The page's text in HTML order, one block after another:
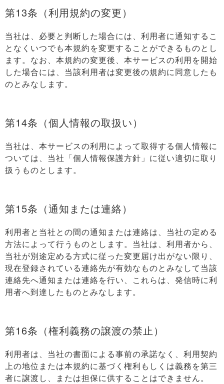
第13条（利用規約の変更）
当社は、必要と判断した場合には、利用者に通知するこ
となくいつでも本規約を変更することができるものとし
ます。なお、本規約の変更後、本サービスの利用を開始
した場合には、当該利用者は変更後の規約に同意したも
のとみなします。
第14条（個人情報の取扱い）
当社は、本サービスの利用によって取得する個人情報に
ついては、当社「個人情報保護方針」に従い適切に取り
扱うものとします。
第15条（通知または連絡）
利用者と当社との間の通知または連絡は、当社の定める
方法によって行うものとします。当社は、利用者から、
当社が別途定める方式に従った変更届け出がない限り、
現在登録されている連絡先が有効なものとみなして当該
連絡先へ通知または連絡を行い、これらは、発信時に利
用者へ到達したものとみなします。
第16条（権利義務の譲渡の禁止）
利用者は、当社の書面による事前の承諾なく、利用契約
上の地位または本規約に基づく権利もしくは義務を第三
者に譲渡し、または担保に供することはできません。